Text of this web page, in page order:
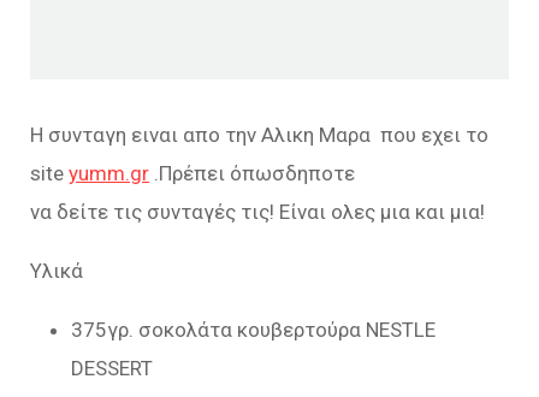
Η συνταγη ειναι απο την Αλικη Μαρα που εχει το
site yumm.gr .Πρέπει όπωσδηποτε
να δείτε τις συνταγές τις! Είναι ολες μια και μια!
Υλικά
375γρ. σοκολάτα κουβερτούρα NESTLE
DESSERT